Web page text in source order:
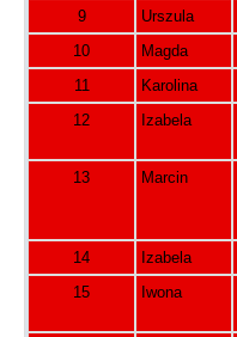
9
Urszula
10
Magda
11
Karolina
12
Izabela
13 Marcin
14 Izabela
15
Iwona